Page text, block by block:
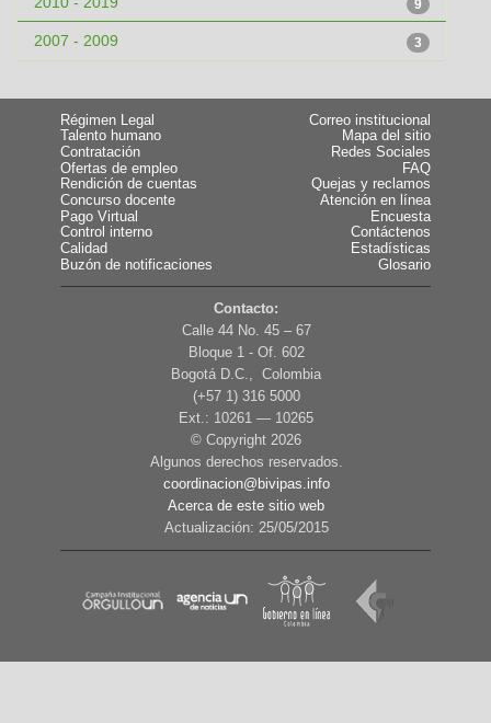
9
3
2007 - 2009
Régimen Legal
Talento humano
Contratación
Ofertas de empleo
Rendición de cuentas
Concurso docente
Pago Virtual
Control interno
Calidad
Buzón de notificaciones
Correo institucional
Mapa del sitio
Redes Sociales
FAQ
Quejas y reclamos
Atención en línea
Encuesta
Contáctenos
Estadísticas
Glosario
Contacto:
Calle 44 No. 45 – 67
Bloque 1 - Of. 602
Bogotá D.C., Colombia
(+57 1) 316 5000
Ext.: 10261 — 10265
© Copyright 2026
Algunos derechos reservados.
coordinacion@bivipas.info
Acerca de este sitio web
Actualización: 25/05/2015